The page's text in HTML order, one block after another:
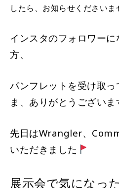
したら、お知らせくださいま
インスタのフォロワー
方、
パンフレットを受け取っ
ま、ありがとうございま
先日はWrangler、
いただきました
展示会で気になっ